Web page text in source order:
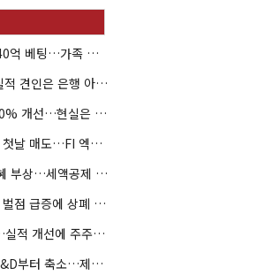
아워홈 떠난 구미현, 본느에 340억 베팅…가족 지배체제 구축
JB금융 RORWA 2% 돌파…실적 견인은 은행 아닌 캐피탈
(AI 보험혁신)①생산성 최대 80% 개선…현실은 '실행 격차'
(락업의 두얼굴)②공모가 뛰자 첫날 매도…FI 엑시트 전략 갈렸다
HD현대엔솔, '한국판 IRA' 수혜 부상…세액공제 선택이 변수
유증·CB 줄줄이 무산…코스닥 벌점 급증에 상폐 압박
현대그린푸드, 수익성 본궤도…실적 개선에 주주환원까지
(약가 대수술)②약값 깎이자 R&D부터 축소…제약업계 비상경영 돌입